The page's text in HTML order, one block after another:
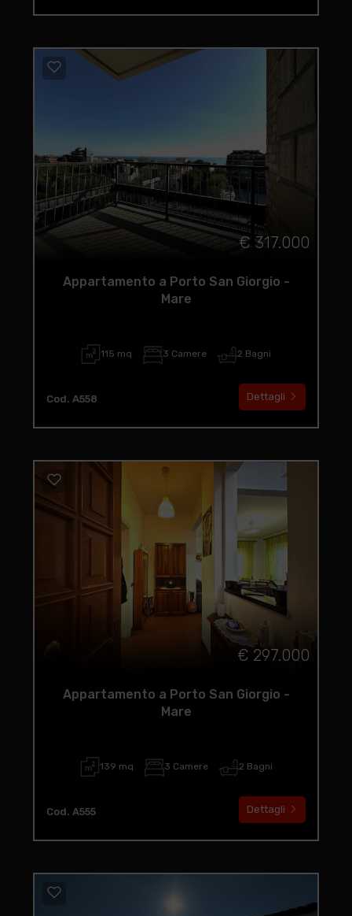
€ 317.000
Appartamento a Porto San Giorgio -
Mare
115 mq 3 Camere 2 Bagni
Cod. A558 Dettagli
€ 297.000
Appartamento a Porto San Giorgio -
Mare
139 mq 3 Camere 2 Bagni
Cod. A555 Dettagli